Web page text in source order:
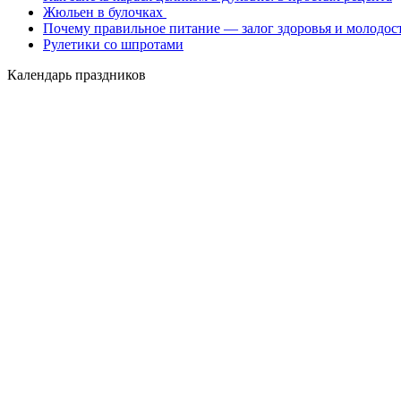
Жюльен в булочках
Почему правильное питание — залог здоровья и
Рулетики со шпротами
Календарь праздников